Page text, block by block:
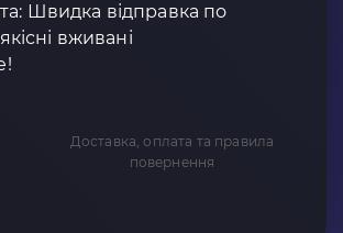
Швидка відправка по
вживані
Доставка, оплата та правила
повернення